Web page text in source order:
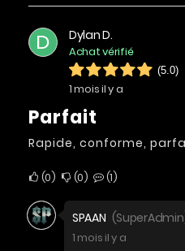
D Dylan D.
Achat vérifié
(5.0)
1 mois il y a
Parfait
Rapide, conforme,
0 0 1
SPAAN
1 mois il y a